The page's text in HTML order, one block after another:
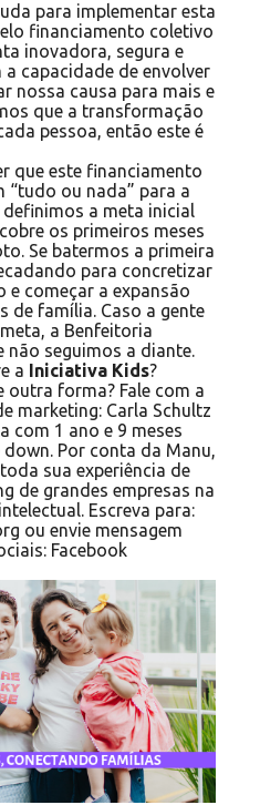
para implementar esta
financiamento coletivo
inovadora, segura e
capacidade de envolver
nossa causa para mais e
que a transformação
pessoa, então este é
que este financiamento
ou nada” para a
a meta inicial
os primeiros meses
Se batermos a primeira
para concretizar
começar a expansão
de família. Caso a gente
a Benfeitoria
não seguimos a diante.
a
Iniciativa Kids?
outra forma? Fale com a
marketing: Carla Schultz
com 1 ano e 9 meses
Por conta da Manu,
sua experiência de
de grandes empresas na
Escreva para:
ou envie mensagem
Facebook